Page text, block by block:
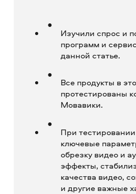
Изучили спрос и
программ и
данной статье.
Все продукты в
протестированы
Мовавики.
При
ключевые
обрезку видео и
эффекты,
качества видео,
и другие важные